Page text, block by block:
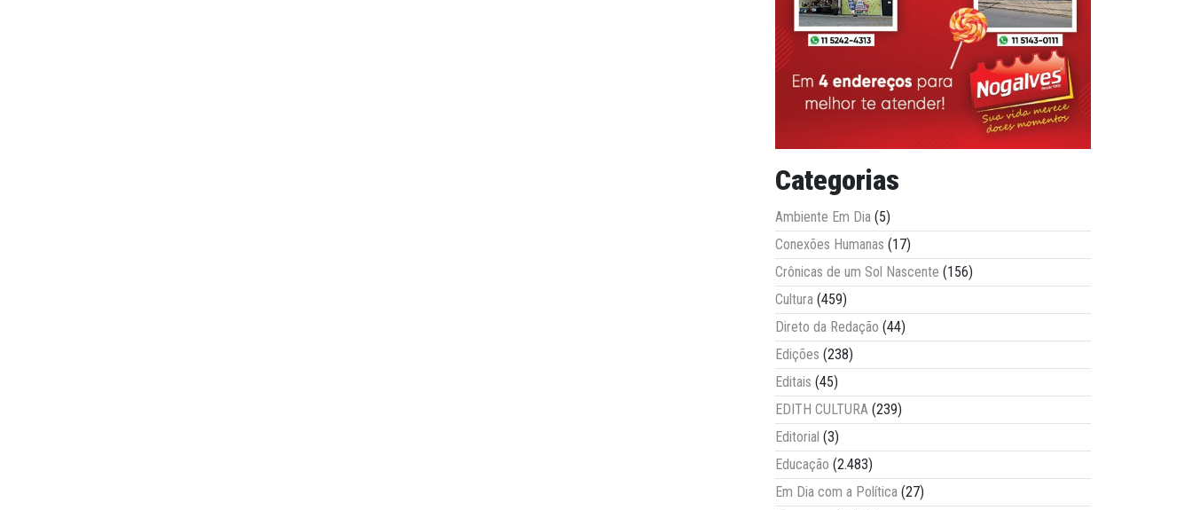
Categorias
Ambiente Em Dia (5)
Conexões Humanas (17)
Crônicas de um Sol Nascente (156)
Cultura (459)
Direto da Redação (44)
Edições (238)
Editais (45)
EDITH CULTURA (239)
Editorial (3)
Educação (2.483)
Em Dia com a Política (27)